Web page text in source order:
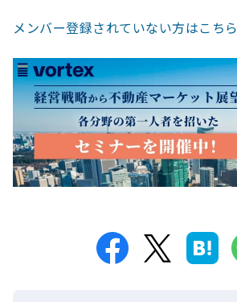
メンバー登録されていない方はこちら